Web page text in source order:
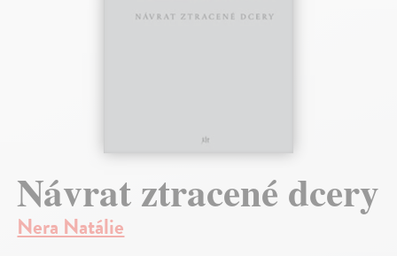
Návrat ztracené dcery
Nera Natálie